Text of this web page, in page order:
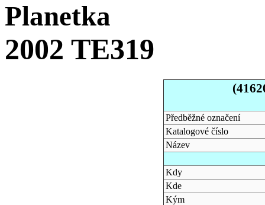
Planetka
2002 TE319
Předběžné označení
Katalogové číslo
Název
Kdy
Kde
Kým